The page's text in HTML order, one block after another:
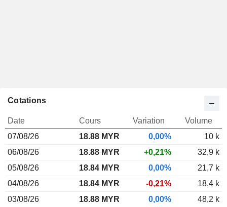
Cotations
Date Cours Variation
Volume
07/08/26
18.88 MYR 0,00%
10 k
06/08/26
18.88 MYR +0,21%
32,9 k
05/08/26
18.84 MYR 0,00%
21,7 k
04/08/26
18.84 MYR -0,21%
18,4 k
03/08/26
18.88 MYR 0,00% 48,2 k